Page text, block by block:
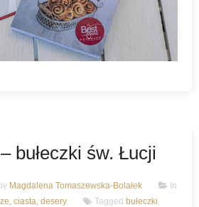
bułeczki św. Łucji
by Magdalena Tomaszewska-Bolałek
In
ciasta, desery Tagged bułeczki,